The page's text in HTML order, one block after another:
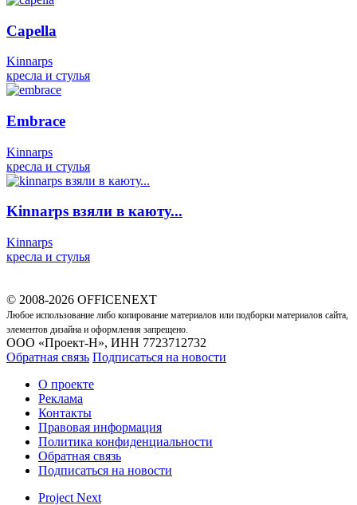
Capella
Kinnarps
кресла и стулья
Embrace
Kinnarps
кресла и стулья
Kinnarps взяли в каюту...
Kinnarps
кресла и стулья
© 2008-2026 OFFICENEXT
Любое использование либо копирование материалов или подборки материалов сайта,
элементов дизайна и оформления запрещено.
ООО «Проект-Н», ИНН 7723712732
Обратная связь Подписаться на новости
О проекте
Реклама
Контакты
Правовая информация
Политика конфиденциальности
Обратная связь
Подписаться на новости
Project Next